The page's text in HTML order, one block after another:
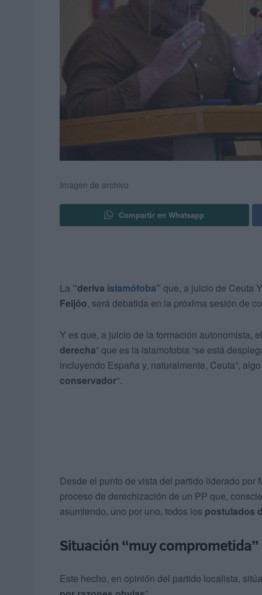
Imagen de archivo
Compartir en Whatsapp
La “deriva islamófoba” que, a juicio de Ceuta
Feijóo, será debatida en la próxima sesión de
Y es que, a juicio de la formación autonomista,
derecha” que es la islamofobia “se está
incluyendo España y, naturalmente, Ceuta”,
conservador”.
Desde el punto de vista del partido liderado por
proceso de derechización de un PP que,
asumiendo, uno por uno, todos los postulados
Situación “muy comprometida”
Este hecho, en opinión del partido localista,